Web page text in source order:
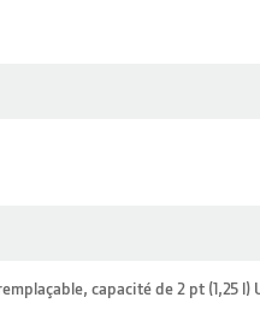
capacité de 2 pt (1,25 l)